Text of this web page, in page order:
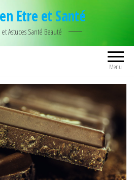
Etre et Santé
Astuces Santé Beauté
Menu